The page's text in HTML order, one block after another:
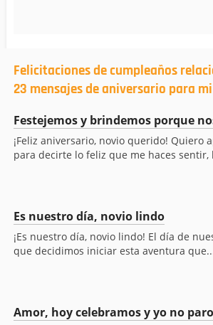
Felicitaciones de cumpleaños
23 mensajes de aniversario para
Festejemos y brindemos porque
¡Feliz aniversario, novio querido! Quiero
para decirte lo feliz que me haces sentir,
Es nuestro día, novio lindo
¡Es nuestro día, novio lindo! El día de
que decidimos iniciar esta aventura
Amor, hoy celebramos y yo no